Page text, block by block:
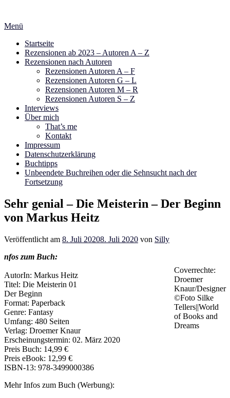
springen
Menü
Startseite
Rezensionen ab 2023 – Autoren A – Z
Rezensionen nach Autoren
Rezensionen Autoren A – F
Rezensionen Autoren G – L
Rezensionen Autoren M – R
Rezensionen Autoren S – Z
Interviews
Über mich
That’s me
Kontakt
Impressum
Datenschutzerklärung
Buchtipps
Unbeendete Buchreihen oder die Sehnsucht nach der
Fortsetzung
Sehr genial – Die Meisterin – Der Beginn
von Markus Heitz
Veröffentlicht am 8. Juli 20208. Juli 2020 von Silly
Coverrechte:
Droemer
Knaur/Designer
©Foto Silke
Tellers||World
of Books and
Dreams
nfos zum Buch:
AutorIn: Markus Heitz
Titel: Die Meisterin 01
Der Beginn
Format: Paperback
Genre: Fantasy
Umfang: 480 Seiten
Verlag: Droemer Knaur
Erscheinungstermin: 02. März 2020
Preis Buch: 14,99 €
Preis eBook: 12,99 €
ISBN-13: 978-3499000386
Mehr Infos zum Buch (Werbung):